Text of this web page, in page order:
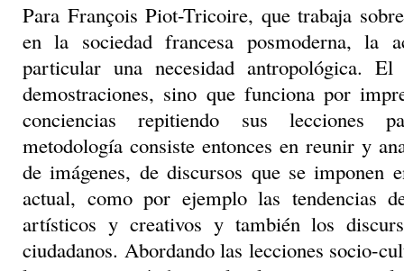
Para François Piot-Tricoire, que trabaja
en la sociedad francesa posmoderna, la
particular una necesidad antropológica.
demostraciones, sino que funciona por
conciencias repitiendo sus lecciones
metodología consiste entonces en reunir y
de imágenes, de discursos que se imponen
actual, como por ejemplo las tendencias
artísticos y creativos y también los
ciudadanos. Abordando las lecciones socio-